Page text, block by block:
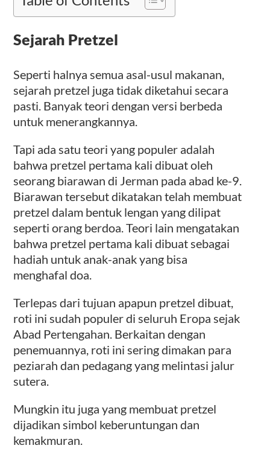
Sejarah Pretzel
Seperti halnya semua asal-usul makanan,
sejarah pretzel juga tidak diketahui secara
pasti. Banyak teori dengan versi berbeda
untuk menerangkannya.
Tapi ada satu teori yang populer adalah
bahwa pretzel pertama kali dibuat oleh
seorang biarawan di Jerman pada abad ke-9.
Biarawan tersebut dikatakan telah membuat
pretzel dalam bentuk lengan yang dilipat
seperti orang berdoa. Teori lain mengatakan
bahwa pretzel pertama kali dibuat sebagai
hadiah untuk anak-anak yang bisa
menghafal doa.
Terlepas dari tujuan apapun pretzel dibuat,
roti ini sudah populer di seluruh Eropa sejak
Abad Pertengahan. Berkaitan dengan
penemuannya, roti ini sering dimakan para
peziarah dan pedagang yang melintasi jalur
sutera.
Mungkin itu juga yang membuat pretzel
dijadikan simbol keberuntungan dan
kemakmuran.